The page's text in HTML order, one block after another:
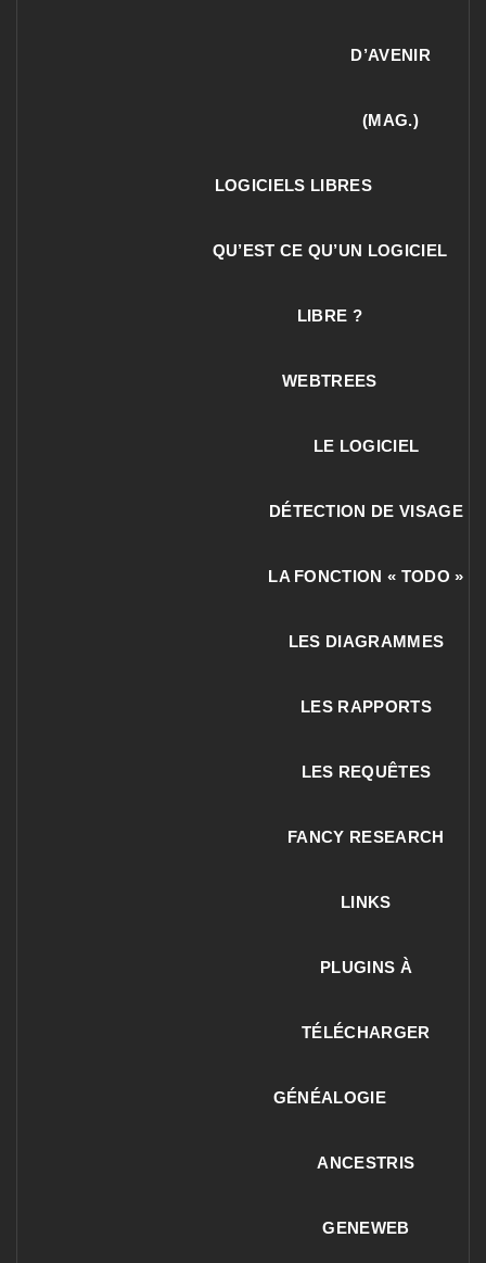
D’AVENIR
(MAG.)
LOGICIELS LIBRES
QU’EST CE QU’UN LOGICIEL
LIBRE ?
WEBTREES
LE LOGICIEL
DÉTECTION DE VISAGE
LA FONCTION « TODO »
LES DIAGRAMMES
LES RAPPORTS
LES REQUÊTES
FANCY RESEARCH
LINKS
PLUGINS À
TÉLÉCHARGER
GÉNÉALOGIE
ANCESTRIS
GENEWEB